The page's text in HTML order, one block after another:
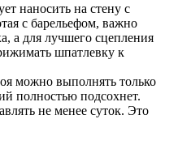
наносить на стену с
с барельефом, важно
а для лучшего сцепления
шпатлевку к
можно выполнять только
полностью подсохнет.
не менее суток. Это